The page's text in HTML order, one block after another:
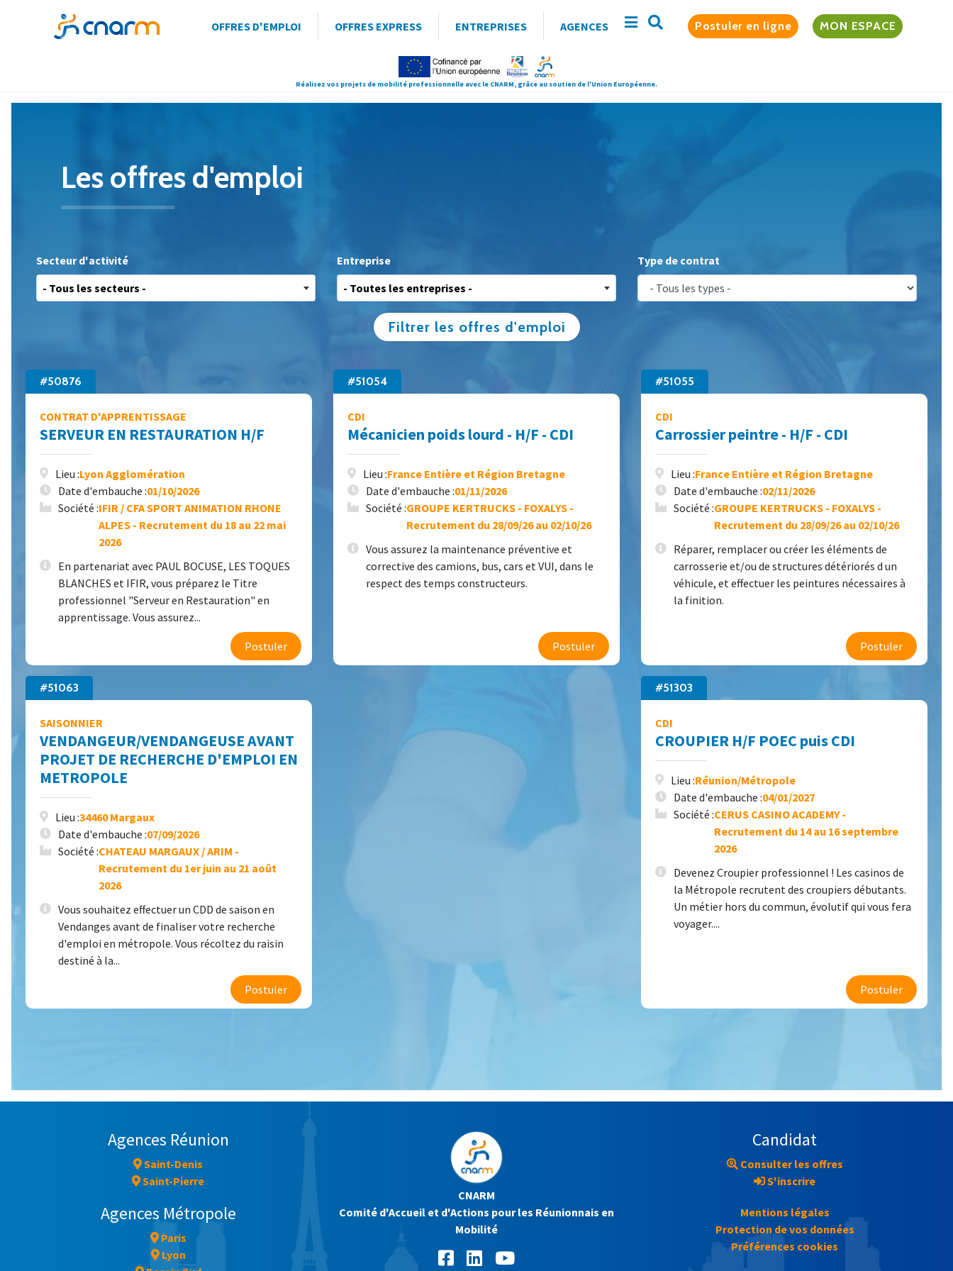
OFFRES D'EMPLOI OFFRES EXPRESS ENTREPRISES AGENCES Postuler en ligne MON ESPACE
Réalisez vos projets de mobilité professionnelle avec le CNARM, grâce au soutien de l'Union Européenne.
Les offresd'emploi
Secteur d'activité
- Tous les secteurs -
Entreprise
- Toutes les entreprises -
Type de contrat
Filtrer les offres d'emploi
#50876
CONTRAT D'APPRENTISSAGE
SERVEUR EN RESTAURATION H/F
Lieu :Lyon Agglomération
Date d'embauche :01/10/2026
Société :IFIR / CFA SPORT ANIMATION RHONE
ALPES - Recrutement du 18 au 22 mai
2026
En partenariat avec PAUL BOCUSE, LES TOQUES
BLANCHES et IFIR, vous préparez le Titre
professionnel "Serveur en Restauration" en
apprentissage. Vous assurez...
Postuler
#51054
CDI
Mécanicien poids lourd - H/F - CDI
Lieu :France Entière et Région Bretagne
Date d'embauche :01/11/2026
Société :GROUPE KERTRUCKS - FOXALYS -
Recrutement du 28/09/26 au 02/10/26
Vous assurez la maintenance préventive et
corrective des camions, bus, cars et VUI, dans le
respect des temps constructeurs.
Postuler
#51055
CDI
Carrossier peintre - H/F - CDI
Lieu :France Entière et Région Bretagne
Date d'embauche :02/11/2026
Société :GROUPE KERTRUCKS - FOXALYS -
Recrutement du 28/09/26 au 02/10/26
Réparer, remplacer ou créer les éléments de
carrosserie et/ou de structures détériorés d un
véhicule, et effectuer les peintures nécessaires à
la finition.
Postuler
#51063
SAISONNIER
VENDANGEUR/VENDANGEUSE AVANT
PROJET DE RECHERCHE D'EMPLOI EN
METROPOLE
Lieu :34460 Margaux
Date d'embauche :07/09/2026
Société :CHATEAU MARGAUX / ARIM -
Recrutement du 1er juin au 21 août
2026
Vous souhaitez effectuer un CDD de saison en
Vendanges avant de finaliser votre recherche
d'emploi en métropole. Vous récoltez du raisin
destiné à la...
Postuler
#51303
CDI
CROUPIER H/F POEC puis CDI
Lieu :Réunion/Métropole
Date d'embauche :04/01/2027
Société :CERUS CASINO ACADEMY -
Recrutement du 14 au 16 septembre
2026
Devenez Croupier professionnel ! Les casinos de
la Métropole recrutent des croupiers débutants.
Un métier hors du commun, évolutif qui vous fera
voyager....
Postuler
Agences Réunion
Saint-Denis
Saint-Pierre
Agences Métropole
Paris
Lyon
CNARM
Comité d'Accueil et d'Actions pour les Réunionnais en
Mobilité
Candidat
Consulter les offres
S'inscrire
Mentions légales
Protection de vos données
Préférences cookies